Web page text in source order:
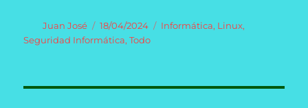
Autor
Juan José
Publicado
el
18/04/2024 Categorías
Informática, Linux,
Seguridad Informática,Todo